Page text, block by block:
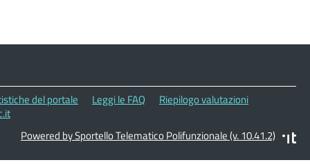
del portale Leggi le FAQ
Riepilogo valutazioni
Powered by Sportello Telematico Polifunzionale (v. 10.41.2)